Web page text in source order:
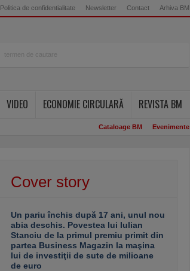
Politica de confidentialitate Newsletter Contact Arhiva BM
VIDEO ECONOMIE CIRCULARĂ REVISTA BM
Cataloage BM Evenimente
Cover story
Un pariu închis după 17 ani, unul nou
abia deschis. Povestea lui Iulian
Stanciu de la primul premiu primit din
partea Business Magazin la maşina
lui de investiţii de sute de milioane
de euro